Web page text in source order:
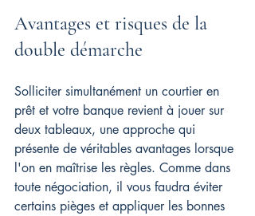
Avantages et risques de la
double démarche
Solliciter simultanément un courtier en
prêt et votre banque revient à jouer sur
deux tableaux, une approche qui
présente de véritables avantages lorsque
l'on en maîtrise les règles. Comme dans
toute négociation, il vous faudra éviter
certains pièges et appliquer les bonnes